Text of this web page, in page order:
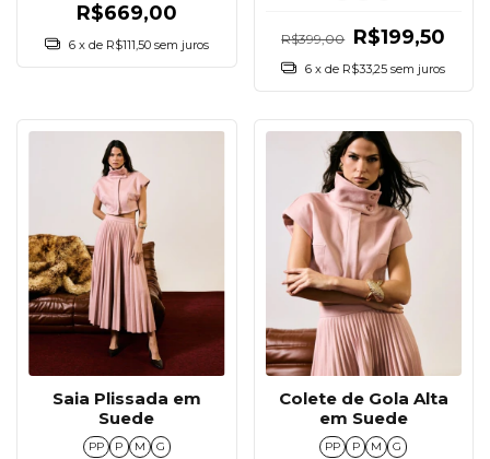
R$669,00
6 x de R$111,50 sem juros R$399,00 R$199,50
6 x de R$33,25 sem juros
Saia Plissada em
Suede
PP P M G
Colete de Gola Alta
em Suede
PP P M G